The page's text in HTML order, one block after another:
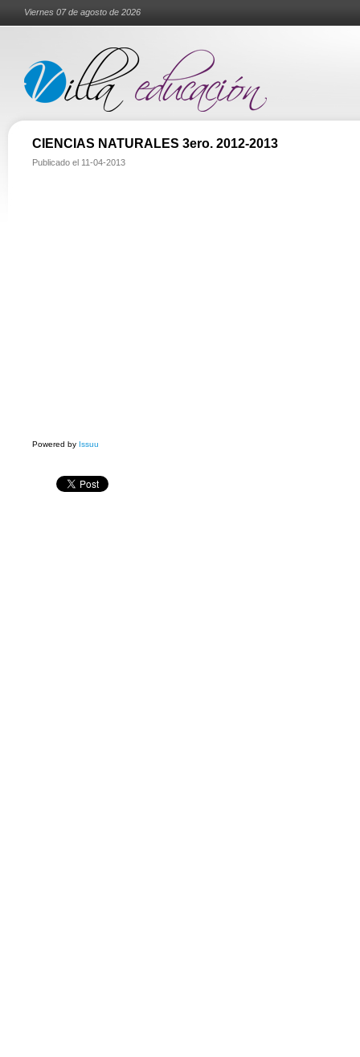
Viernes 07 de agosto de 2026
CIENCIAS NATURALES 3ero. 2012-2013
Publicado el 11-04-2013
Powered by Issuu